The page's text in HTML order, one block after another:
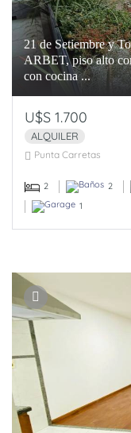
21 de Setiembre y
ARBET, piso alto
con cocina ...
U$S 1.700
ALQUILER
Punta Carretas
2 2
1